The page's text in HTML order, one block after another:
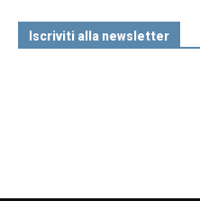
Iscriviti alla newsletter